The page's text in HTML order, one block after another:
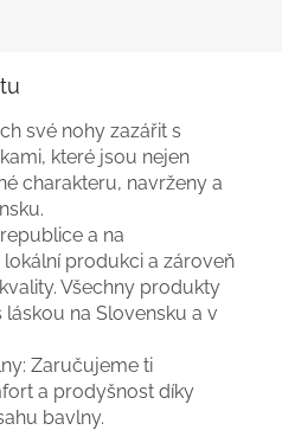
své nohy zazářit s
které jsou nejen
charakteru, navrženy a
a na
produkci a zároveň
Všechny produkty
láskou na Slovensku a v
Zaručujeme ti
a prodyšnost díky
bavlny.